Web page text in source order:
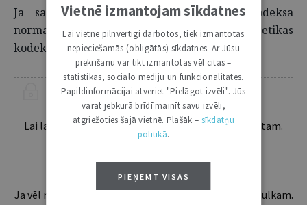
Ja salīdzina Latvijas Advokātu ētikas kodeksa
normas ar Eiropas Savienības Advokātu ētikas
kodeksu, būtiskas atšķirības nav vērojamas.
ŠIS RAKSTS PIEEJAMS “JURISTA VĀRDA” ABONENTIEM
Lai lasītu šo rakstu tālāk, Tev jābūt žurnāla abonentam.
Esošos abonentus lūdzam autorizēties:
Ja vēl neesi abonents, aicinām pievienoties lasītāju pulkam.
Vietnē izmantojam sīkdatnes
Lai vietne pilnvērtīgi darbotos, tiek izmantotas
nepieciešamās (obligātās) sīkdatnes. Ar Jūsu
piekrišanu var tikt izmantotas vēl citas –
statistikas, sociālo mediju un funkcionalitātes.
Papildinformācijai atveriet "Pielāgot izvēli". Jūs
varat jebkurā brīdī mainīt savu izvēli,
atgriežoties šajā vietnē. Plašāk – sīkdatņu
politikā.
PIEŅEMT VISAS